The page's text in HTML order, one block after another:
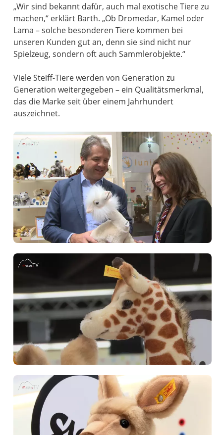
„Wir sind bekannt dafür, auch mal exotische Tiere zu
machen,“ erklärt Barth. „Ob Dromedar, Kamel oder
Lama – solche besonderen Tiere kommen bei
unseren Kunden gut an, denn sie sind nicht nur
Spielzeug, sondern oft auch Sammlerobjekte.“
Viele Steiff-Tiere werden von Generation zu
Generation weitergegeben – ein Qualitätsmerkmal,
das die Marke seit über einem Jahrhundert
auszeichnet.